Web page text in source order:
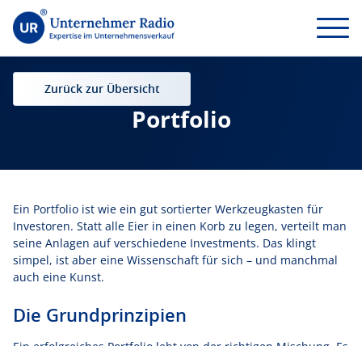
Zurück zur Übersicht
Portfolio
Ein Portfolio ist wie ein gut sortierter Werkzeugkasten für
Investoren. Statt alle Eier in einen Korb zu legen, verteilt man
seine Anlagen auf verschiedene Investments. Das klingt
simpel, ist aber eine Wissenschaft für sich – und manchmal
auch eine Kunst.
Die Grundprinzipien